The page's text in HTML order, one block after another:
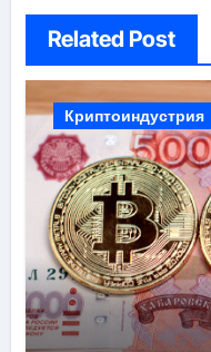
Related Post
Криптоиндустрия